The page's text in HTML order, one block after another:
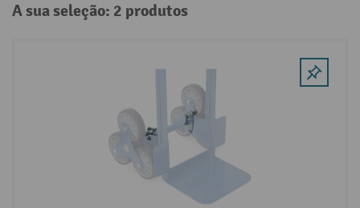
A sua seleção: 2 produtos